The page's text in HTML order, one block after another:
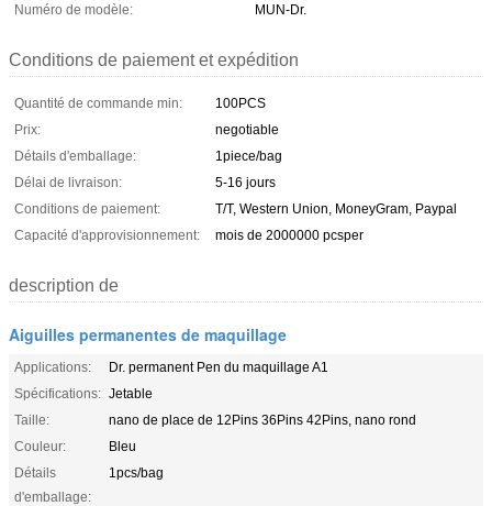
Numéro de modèle:
MUN-Dr.
Conditions de paiement et expédition
Quantité de commande min:
100PCS
Prix:
negotiable
Détails d'emballage:
1piece/bag
Délai de livraison:
5-16 jours
Conditions de paiement:
T/T, Western Union, MoneyGram, Paypal
Capacité d'approvisionnement:
mois de 2000000 pcsper
description de
Aiguilles permanentes de maquillage
Applications:
Dr. permanent Pen du maquillage A1
Spécifications: Jetable
Taille:
nano de place de 12Pins 36Pins 42Pins, nano rond
Couleur:
Bleu
Détails
d'emballage:
1pcs/bag